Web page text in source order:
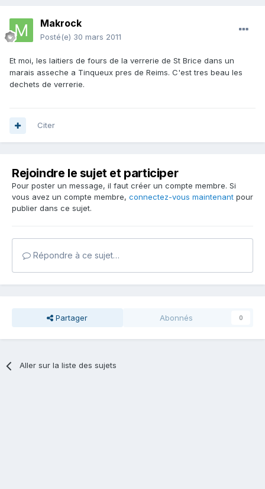
Makrock
Posté(e) 30 mars 2011
Et moi, les laitiers de fours de la verrerie de St Brice dans un
marais asseche a Tinqueux pres de Reims. C'est tres beau les
dechets de verrerie.
Citer
Rejoindre le sujet et participer
Pour poster un message, il faut créer un compte membre. Si
vous avez un compte membre, connectez-vous maintenant pour
publier dans ce sujet.
Répondre à ce sujet…
Partager Abonnés 0
Aller sur la liste des sujets